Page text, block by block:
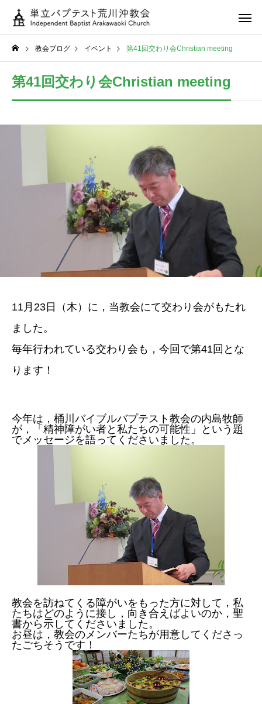
教会ブログ イベント 第41回交わり会Christian meeting
第41回交わり会Christian meeting
11月23日（木）に，当教会にて交わり会がもたれ
ました。
毎年行われている交わり会も，今回で第41回とな
ります！
今年は，桶川バイブルバプテスト教会の内島牧師
が，「精神障がい者と私たちの可能性」という題
でメッセージを語ってくださいました。
教会を訪ねてくる障がいをもった方に対して，私
たちはどのように接し，向き合えばよいのか，聖
書から示してくださいました。
お昼は，教会のメンバーたちが用意してくださっ
たごちそうです！